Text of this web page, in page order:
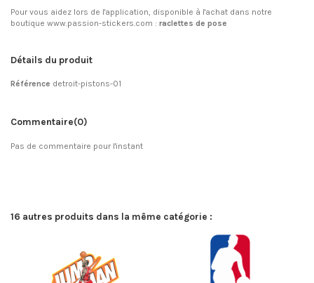
Pour vous aidez lors de l'application, disponible à l'achat dans notre
boutique www.passion-stickers.com : raclettes de pose
Détails du produit
Référence detroit-pistons-01
Commentaire(0)
Pas de commentaire pour l'instant
16 autres produits dans la même catégorie :